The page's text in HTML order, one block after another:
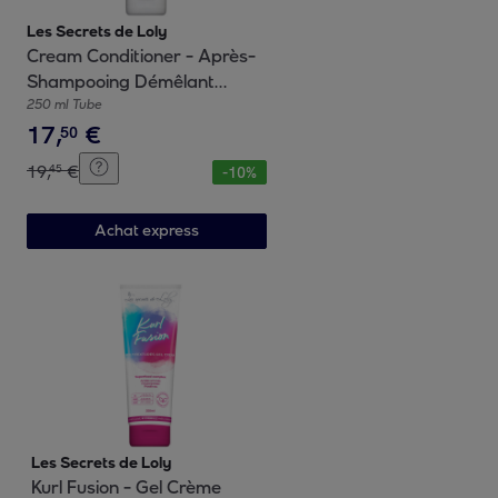
Les Secrets de Loly
Cream Conditioner - Après-
Shampooing Démêlant
250ml
250 ml Tube
17,50 €
19,45 € -10%
Achat express
Les Secrets de Loly
Kurl Fusion - Gel Crème